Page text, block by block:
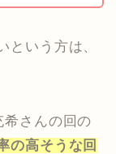
という方は、
希さんの回の
の高そうな回